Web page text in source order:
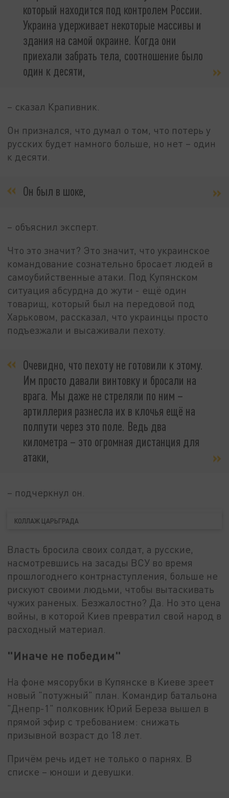
который находится под контролем России.
Украина удерживает некоторые массивы и
здания на самой окраине. Когда они
приехали забрать тела, соотношение было
один к десяти,
– сказал Крапивник.
Он признался, что думал о том, что потерь у
русских будет намного больше, но нет – один
к десяти.
Он был в шоке,
– объяснил эксперт.
Что это значит? Это значит, что украинское
командование сознательно бросает людей в
самоубийственные атаки. Под Купянском
ситуация абсурдна до жути - ещё один
товарищ, который был на передовой под
Харьковом, рассказал, что украинцы просто
подъезжали и высаживали пехоту.
Очевидно, что пехоту не готовили к этому.
Им просто давали винтовку и бросали на
врага. Мы даже не стреляли по ним –
артиллерия разнесла их в клочья ещё на
полпути через это поле. Ведь два
километра – это огромная дистанция для
атаки,
– подчеркнул он.
КОЛЛАЖ ЦАРЬГРАДА
Власть бросила своих солдат, а русские,
насмотревшись на засады ВСУ во время
прошлогоднего контрнаступления, больше не
рискуют своими людьми, чтобы вытаскивать
чужих раненых. Безжалостно? Да. Но это цена
войны, в которой Киев превратил свой народ в
расходный материал.
"Иначе не победим"
На фоне мясорубки в Купянске в Киеве зреет
новый "потужный" план. Командир батальона
"Днепр-1" полковник Юрий Береза вышел в
прямой эфир с требованием: снижать
призывной возраст до 18 лет.
Причём речь идет не только о парнях. В
списке – юноши и девушки.